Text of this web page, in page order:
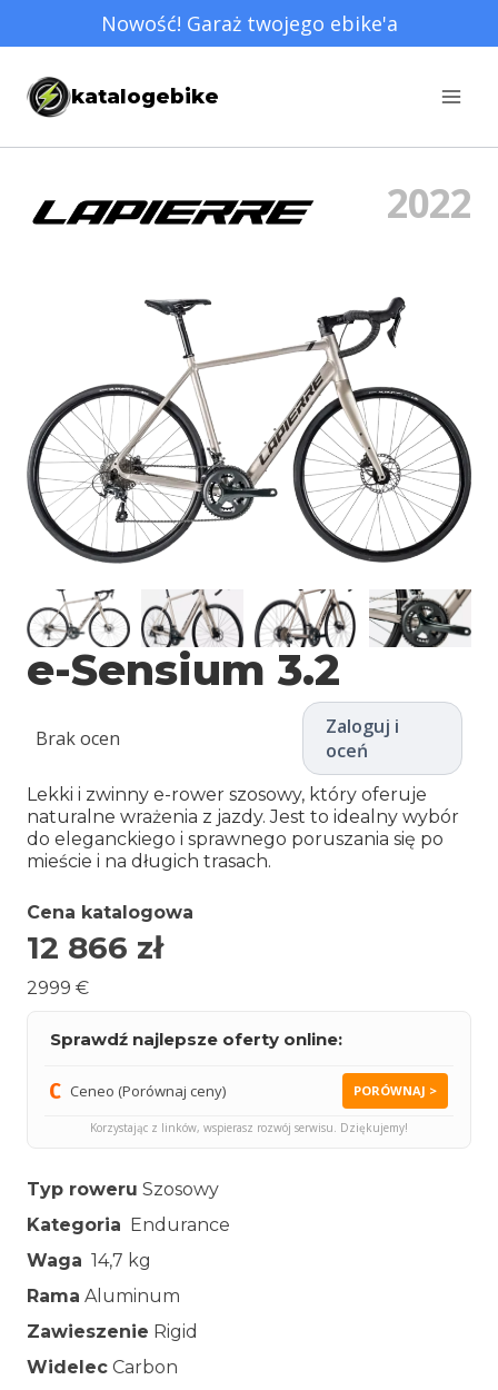
do
treści
Nowość! Garaż twojego ebike'a
katalogebike
2022
e-Sensium 3.2
Brak ocen
Zaloguj i
oceń
Lekki i zwinny e-rower szosowy, który oferuje
naturalne wrażenia z jazdy. Jest to idealny wybór
do eleganckiego i sprawnego poruszania się po
mieście i na długich trasach.
Cena katalogowa
12 866 zł
2999 €
Sprawdź najlepsze oferty online:
Ceneo (Porównaj ceny) PORÓWNAJ >
Korzystając z linków, wspierasz rozwój serwisu. Dziękujemy!
Typ roweru Szosowy
Kategoria Endurance
Waga 14,7 kg
Rama Aluminum
Zawieszenie Rigid
Widelec Carbon